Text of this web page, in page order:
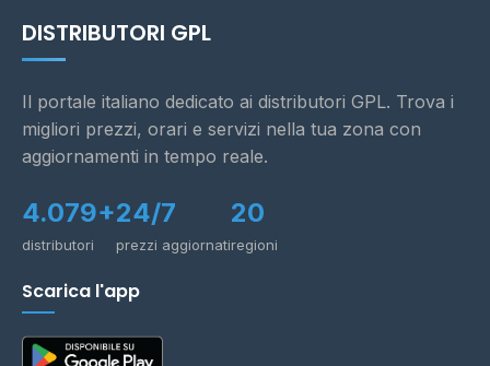
DISTRIBUTORI GPL
Il portale italiano dedicato ai distributori GPL. Trova i
migliori prezzi, orari e servizi nella tua zona con
aggiornamenti in tempo reale.
4.079+
distributori
24/7
prezzi aggiornati
20
regioni
Scarica l'app